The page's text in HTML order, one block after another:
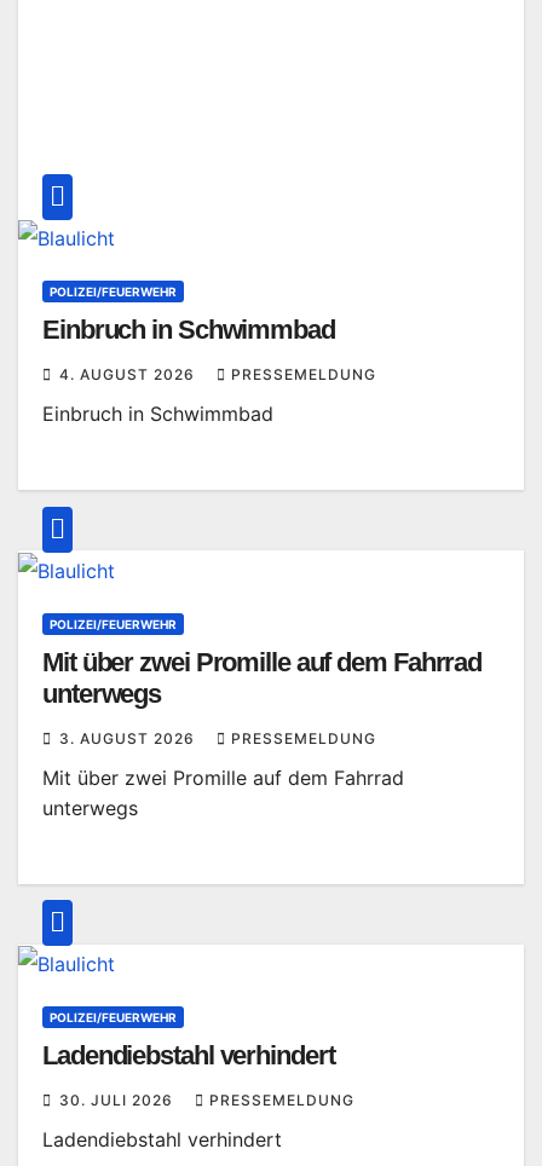
POLIZEI/FEUERWEHR
Einbruch in Schwimmbad
4. AUGUST 2026 PRESSEMELDUNG
Einbruch in Schwimmbad
POLIZEI/FEUERWEHR
Mit über zwei Promille auf dem Fahrrad
unterwegs
3. AUGUST 2026 PRESSEMELDUNG
Mit über zwei Promille auf dem Fahrrad
unterwegs
POLIZEI/FEUERWEHR
Ladendiebstahl verhindert
30. JULI 2026 PRESSEMELDUNG
Ladendiebstahl verhindert